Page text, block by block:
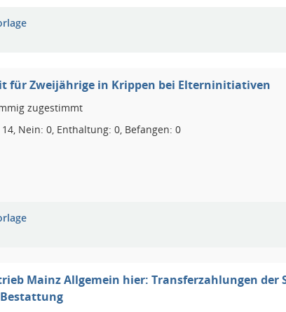
für Zweijährige in Krippen bei Elterninitiativen
zugestimmt
14, Nein: 0, Enthaltung: 0, Befangen: 0
Mainz Allgemein hier: Transferzahlungen